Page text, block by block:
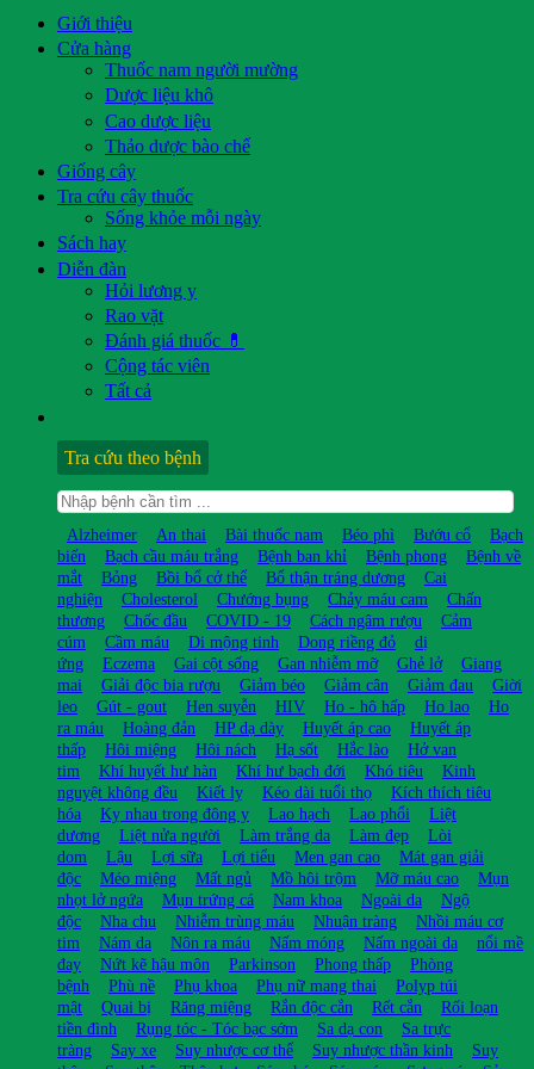
Giới thiệu
Cửa hàng
Thuốc nam người mường
Dược liệu khô
Cao dược liệu
Thảo dược bào chế
Giống cây
Tra cứu cây thuốc
Sống khỏe mỗi ngày
Sách hay
Diễn đàn
Hỏi lương y
Rao vặt
Đánh giá thuốc 💊
Cộng tác viên
Tất cả
Tra cứu theo bệnh
Alzheimer An thai Bài thuốc nam Béo phì Bướu cổ
Bạch
biến
Bạch cầu máu trắng Bệnh ban khỉ Bệnh phong
Bệnh về
mắt
Bỏng Bồi bổ cở thể Bổ thận tráng dương
Cai
nghiện
Cholesterol Chướng bụng Chảy máu cam
Chấn
thương
Chốc đầu COVID - 19 Cách ngâm rượu
Cảm
cúm
Cầm máu Di mộng tinh Dong riềng đỏ
dị
ứng
Eczema Gai cột sống Gan nhiễm mỡ Ghẻ lở
Giang
mai
Giải độc bia rượu Giảm béo Giảm cân Giảm đau
Giời
leo
Gút - gout Hen suyễn HIV Ho - hô hấp Ho lao
Ho
ra máu
Hoàng đản HP dạ dày Huyết áp cao
Huyết áp
thấp
Hôi miệng Hôi nách Hạ sốt Hắc lào
Hở van
tim
Khí huyết hư hàn Khí hư bạch đới Khó tiêu
Kinh
nguyệt không đều
Kiết lỵ Kéo dài tuổi thọ
Kích thích tiêu
hóa
Kỵ nhau trong đông y Lao hạch Lao phổi
Liệt
dương
Liệt nửa người Làm trắng da Làm đẹp
Lòi
dom
Lậu Lợi sữa Lợi tiểu Men gan cao
Mát gan giải
độc
Méo miệng Mất ngủ Mồ hôi trộm Mỡ máu cao
Mụn
nhọt lở ngứa
Mụn trứng cá Nam khoa Ngoài da
Ngộ
độc
Nha chu Nhiễm trùng máu Nhuận tràng
Nhồi máu cơ
tim
Nám da Nôn ra máu Nấm móng Nấm ngoài da
nổi mề
đay
Nứt kẽ hậu môn Parkinson Phong thấp
Phòng
bệnh
Phù nề Phụ khoa Phụ nữ mang thai
Polyp túi
mật
Quai bị Răng miệng Rắn độc cắn Rết cắn
Rối loạn
tiền đình
Rụng tóc - Tóc bạc sớm Sa dạ con
Sa trực
tràng
Say xe Suy nhược cơ thể Suy nhược thần kinh
Suy